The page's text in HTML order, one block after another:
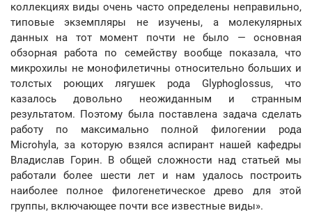
коллекциях виды очень часто определены неправильно,
типовые экземпляры не изучены, а молекулярных
данных на тот момент почти не было — основная
обзорная работа по семейству вообще показала, что
микрохилы не монофилетичны относительно больших и
толстых роющих лягушек рода Glyphoglossus, что
казалось довольно неожиданным и странным
результатом. Поэтому была поставлена задача сделать
работу по максимально полной филогении рода
Microhyla, за которую взялся аспирант нашей кафедры
Владислав Горин. В общей сложности над статьей мы
работали более шести лет и нам удалось построить
наиболее полное филогенетическое древо для этой
группы, включающее почти все известные виды».